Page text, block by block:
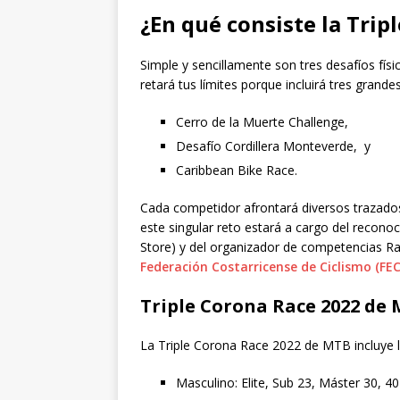
¿En qué consiste la
Simple y sencillamente son tres desafíos
retará tus límites porque incluirá tres
Cerro de la Muerte Challenge,
Desafío Cordillera Monteverde, y
Caribbean Bike Race.
Cada competidor afrontará diversos
este singular reto estará a cargo del
Store) y del organizador de competencias
Federación Costarricense de Ciclismo
Triple Corona Race 2022 de
La Triple Corona Race 2022 de MTB
Masculino: Elite, Sub 23, Máster 30,